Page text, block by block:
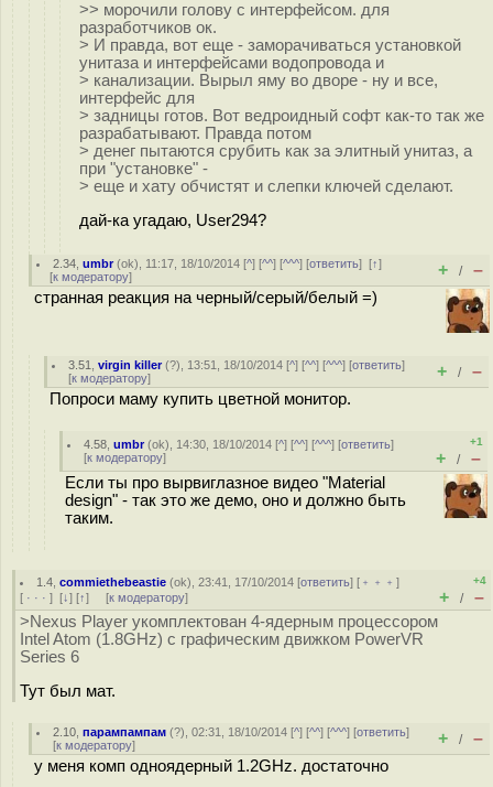
>> морочили голову с интерфейсом. для
разработчиков ок.
> И правда, вот еще - заморачиваться установкой
унитаза и интерфейсами водопровода и
> канализации. Вырыл яму во дворе - ну и все,
интерфейс для
> задницы готов. Вот ведроидный софт как-то так же
разрабатывают. Правда потом
> денег пытаются срубить как за элитный унитаз, а
при "установке" -
> еще и хату обчистят и слепки ключей сделают.
дай-ка угадаю, User294?
2.34 ,umbr(ok), 11:17, 18/10/2014 [^] [^^] [^^^] [ответить][↑]
[к модератору] + / –
странная реакция на черный/серый/белый =)
3.51 ,virgin killer(?), 13:51, 18/10/2014 [^] [^^] [^^^] [ответить]
[к модератору] + / –
Попроси маму купить цветной монитор.
4.58 ,umbr(ok), 14:30, 18/10/2014 [^] [^^] [^^^] [ответить]
[к модератору]
+1
+ / –
Если ты про вырвиглазное видео "Material
design" - так это же демо, оно и должно быть
таким.
1.4 ,commiethebeastie (ok), 23:41, 17/10/2014 [ответить] [ ﹢﹢﹢]
[ · · · ] [↓] [↑] [к модератору]
+4
+ / –
>Nexus Player укомплектован 4-ядерным процессором
Intel Atom (1.8GHz) с графическим движком PowerVR
Series 6
Тут был мат.
2.10 ,парампампам (?), 02:31, 18/10/2014 [^] [^^] [^^^] [ответить]
[к модератору] + / –
у меня комп одноядерный 1.2GHz. достаточно